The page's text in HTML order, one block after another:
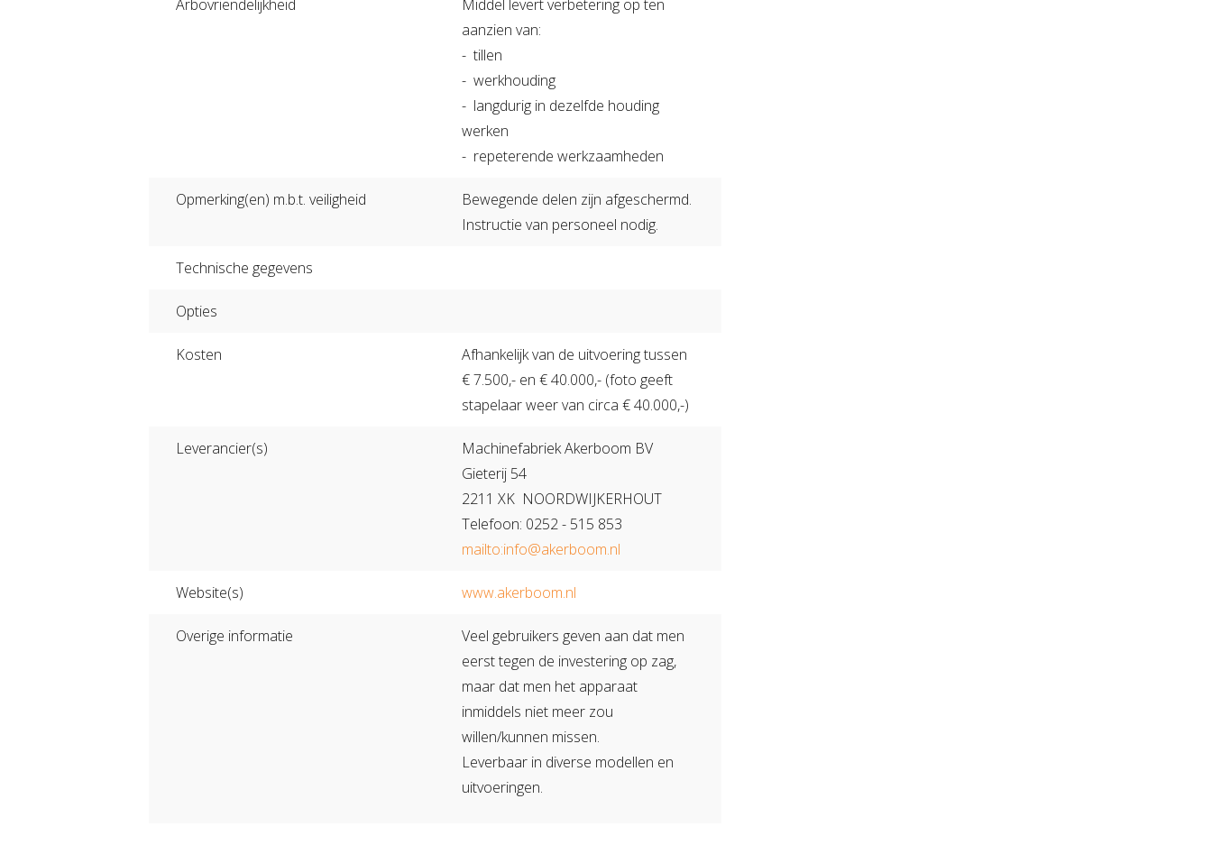
Arbovriendelijkheid
Middel levert verbetering op ten
aanzien van:
- tillen
- werkhouding
- langdurig in dezelfde houding
werken
- repeterende werkzaamheden
Opmerking(en) m.b.t. veiligheid
Bewegende delen zijn afgeschermd.
Instructie van personeel nodig.
Technische gegevens
Opties
Kosten
Afhankelijk van de uitvoering tussen
€ 7.500,- en € 40.000,- (foto geeft
stapelaar weer van circa € 40.000,-)
Leverancier(s)
Machinefabriek Akerboom BV
Gieterij 54
2211 XK NOORDWIJKERHOUT
Telefoon: 0252 - 515 853
mailto:info@akerboom.nl
Website(s) www.akerboom.nl
Overige informatie
Veel gebruikers geven aan dat men
eerst tegen de investering op zag,
maar dat men het apparaat
inmiddels niet meer zou
willen/kunnen missen.
Leverbaar in diverse modellen en
uitvoeringen.